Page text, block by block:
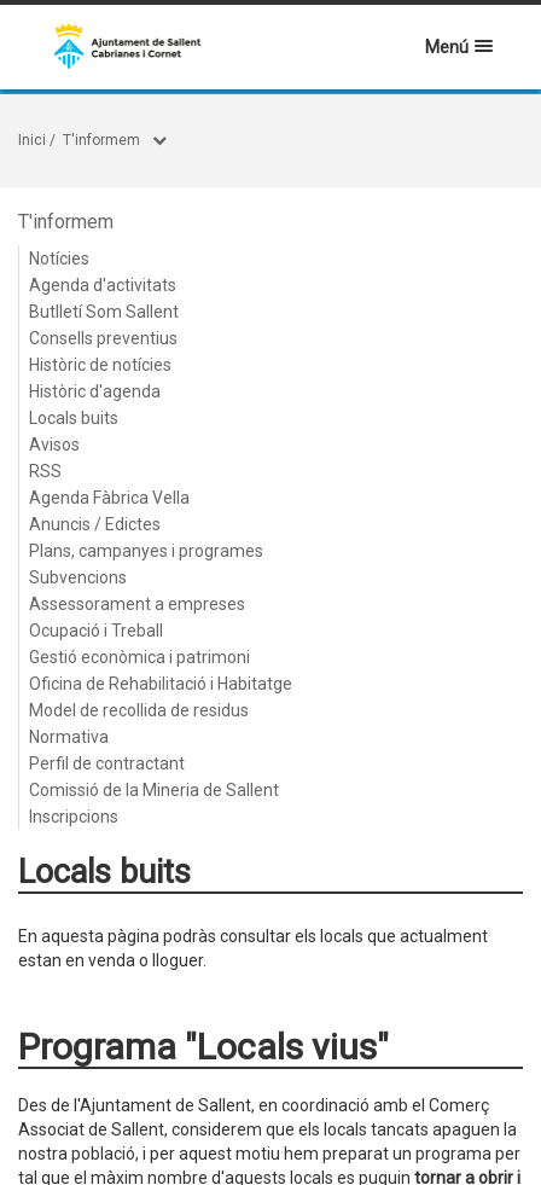
Menú
Inici / T'informem
T'informem
Notícies
Agenda d'activitats
Butlletí Som Sallent
Consells preventius
Històric de notícies
Històric d'agenda
Locals buits
Avisos
RSS
Agenda Fàbrica Vella
Anuncis / Edictes
Plans, campanyes i programes
Subvencions
Assessorament a empreses
Ocupació i Treball
Gestió econòmica i patrimoni
Oficina de Rehabilitació i Habitatge
Model de recollida de residus
Normativa
Perfil de contractant
Comissió de la Mineria de Sallent
Inscripcions
Locals buits
En aquesta pàgina podràs consultar els locals que actualment
estan en venda o lloguer.
Programa "Locals vius"
Des de l'Ajuntament de Sallent, en coordinació amb el Comerç
Associat de Sallent, considerem que els locals tancats apaguen la
nostra població, i per aquest motiu hem preparat un programa per
tal que el màxim nombre d'aquests locals es puguin tornar a obrir i